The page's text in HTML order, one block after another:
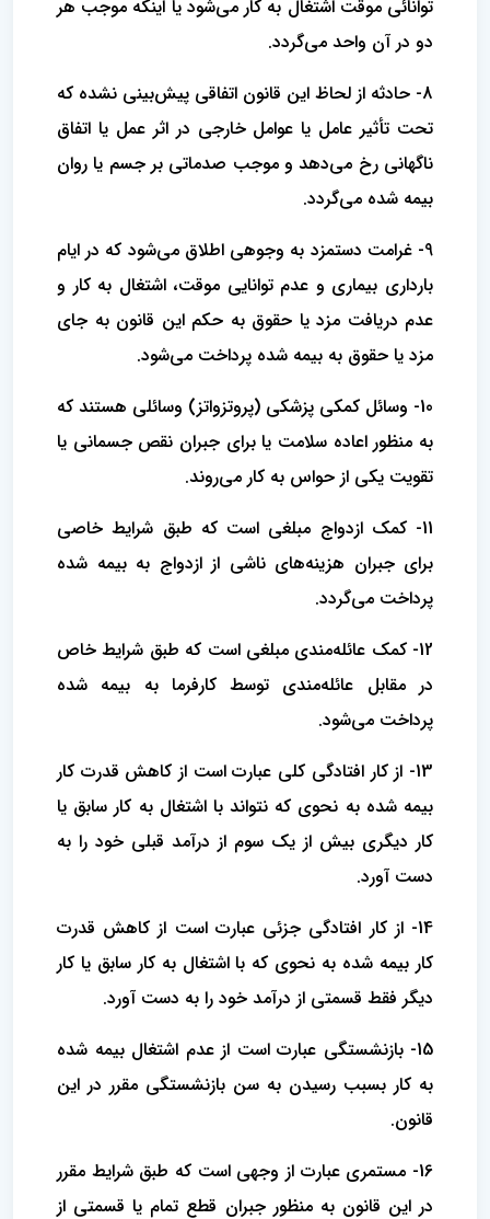
توانائی موقت اشتغال به کار می‌شود‌ یا اینکه موجب هر
دو در آن واحد می‌گردد.
8- حادثه از لحاظ این قانون اتفاقی پیش‌بینی نشده که
تحت تأثیر عامل یا عوامل خارجی در اثر عمل یا اتفاق
ناگهانی رخ می‌دهد و موجب‌ صدماتی بر جسم یا روان
بیمه شده می‌گردد.
9- غرامت دستمزد به وجوهی اطلاق می‌شود که در ایام
بارداری بیماری و عدم توانایی موقت، اشتغال به کار و
عدم دریافت مزد یا حقوق به حکم ‌این قانون به جای
مزد یا حقوق به بیمه شده پرداخت می‌شود.
10- وسائل کمکی پزشکی (‌پروتزواتز) وسائلی هستند که
به منظور اعاده سلامت یا برای جبران نقص جسمانی یا
تقویت یکی از حواس به کار ‌می‌روند.
11- کمک ازدواج مبلغی است که طبق شرایط خاصی
برای جبران هزینه‌های ناشی از ازدواج به بیمه شده
پرداخت می‌گردد.
12- کمک عائله‌مندی مبلغی است که طبق شرایط خاص
در مقابل عائله‌مندی توسط کارفرما به بیمه شده
پرداخت می‌شود.
13- از کار افتادگی کلی عبارت است از کاهش قدرت کار
بیمه ‌شده به نحوی که نتواند با اشتغال به کار سابق یا
کار دیگری بیش از یک سوم از درآمد ‌قبلی خود را به
دست آورد.
14- از کار افتادگی جزئی عبارت است از کاهش قدرت
کار بیمه شده به نحوی که با اشتغال به کار سابق یا کار
دیگر فقط قسمتی از درآمد خود را به دست آورد.
15- بازنشستگی عبارت است از عدم اشتغال بیمه شده
به کار بسبب رسیدن به سن بازنشستگی مقرر در این
قانون.
16- مستمری عبارت از وجهی است که طبق شرایط مقرر
در این قانون به منظور جبران قطع تمام یا قسمتی از